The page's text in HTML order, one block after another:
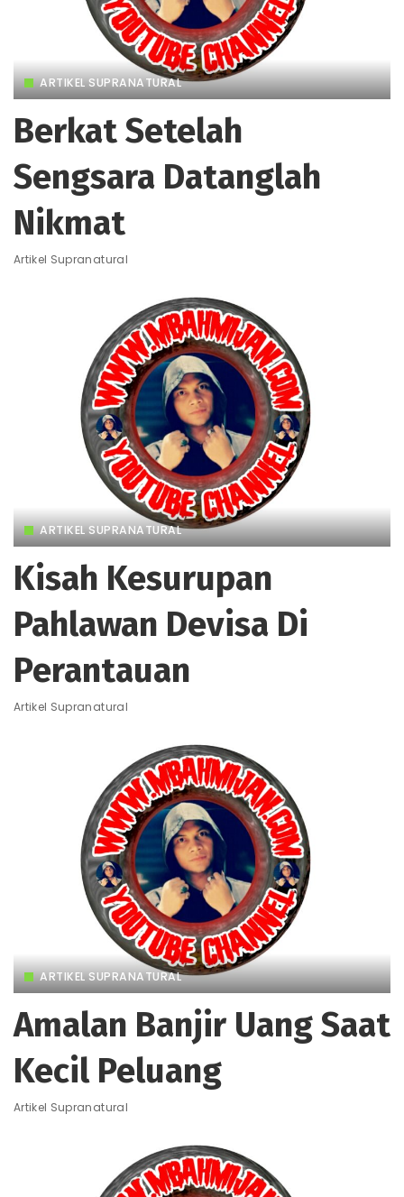
ARTIKEL SUPRANATURAL
Berkat Setelah
Sengsara Datanglah
Nikmat
Artikel Supranatural
ARTIKEL SUPRANATURAL
Kisah Kesurupan
Pahlawan Devisa Di
Perantauan
Artikel Supranatural
ARTIKEL SUPRANATURAL
Amalan Banjir Uang Saat
Kecil Peluang
Artikel Supranatural